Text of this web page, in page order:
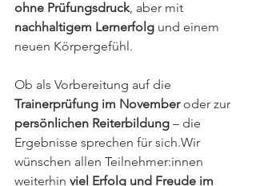
ohne Prüfungsdruck, aber mit
nachhaltigem Lernerfolg und einem
neuen Körpergefühl.
Ob als Vorbereitung auf die
Trainerprüfung im November oder zur
persönlichen Reiterbildung – die
Ergebnisse sprechen für sich.Wir
wünschen allen Teilnehmer:innen
weiterhin viel Erfolg und Freude im